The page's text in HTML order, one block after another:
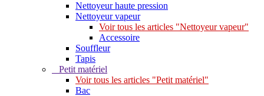
Nettoyeur haute pression
Nettoyeur vapeur
Voir tous les articles "Nettoyeur vapeur"
Accessoire
Souffleur
Tapis
Petit matériel
Voir tous les articles "Petit matériel"
Bac